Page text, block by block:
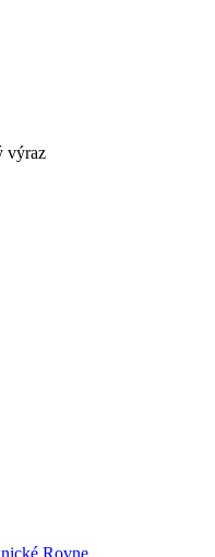
výraz
Rovne